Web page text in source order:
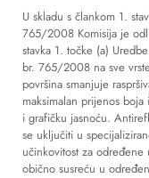
U skladu s člankom 1.
765/2008 Komisija je
stavka 1. točke (a)
br. 765/2008 na sve
površina smanjuje
maksimalan prijenos
i grafičku jasnoću.
se uključiti u
učinkovitost za
obično susreću u